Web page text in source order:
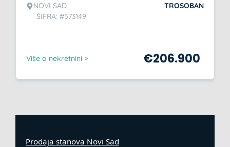
NOVI SAD
ŠIFRA: #573149
TROSOBAN
Više o nekretnini > €206.900
Prodaja stanova Novi Sad